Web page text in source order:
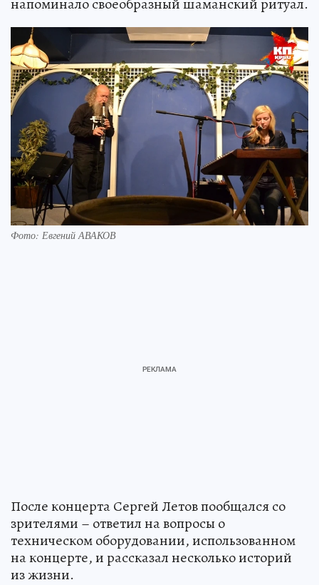
напоминало своеобразный шаманский ритуал.
Фото: Евгений АВАКОВ
После концерта Сергей Летов пообщался со
зрителями – ответил на вопросы о
техническом оборудовании, использованном
на концерте, и рассказал несколько историй
из жизни.